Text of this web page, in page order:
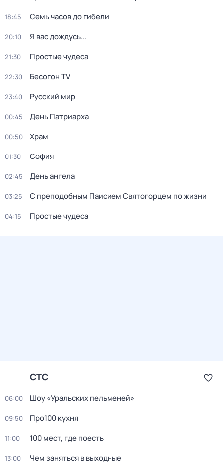
18:45 Семь часов до гибели
20:10 Я вас дождусь...
21:30 Простые чудеса
22:30 Бесогон TV
23:40 Русский мир
00:45 День Патриарха
00:50 Храм
01:30 София
02:45 День ангела
03:25 С преподобным Паисием Святогорцем по жизни
04:15 Простые чудеса
СТС
06:00 Шоу «Уральских пельменей»
09:50 Про100 кухня
11:00 100 мест, где поесть
13:00 Чем заняться в выходные